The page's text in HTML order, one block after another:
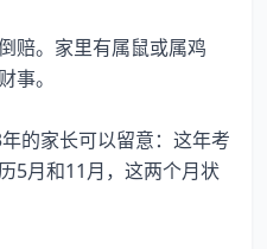
赔。家里有属鼠或属鸡
事。
的家长可以留意：这年考
5月和11月，这两个月状